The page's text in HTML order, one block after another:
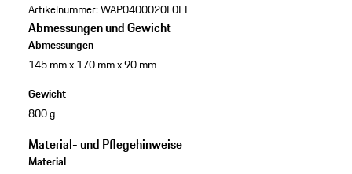
Artikelnummer:WAP0400020L0EF
Abmessungen und Gewicht
Abmessungen
145 mm x 170 mm x 90 mm
Gewicht
800 g
Material- und Pflegehinweise
Material